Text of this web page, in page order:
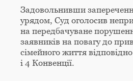
Задовольнивши
урядом, Суд оголосив
на передбачуване
заявників на повагу до
сімейного життя
і 4 Конвенції.